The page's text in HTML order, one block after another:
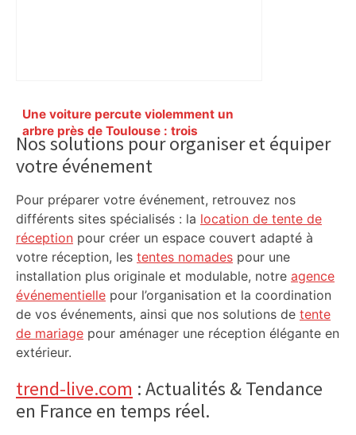
Une voiture percute violemment un
arbre près de Toulouse : trois
personnes hospitalisées, l’une en
urgence absolue – ladepeche.fr
Primary
Sidebar
Nos solutions pour organiser et équiper
votre événement
Pour préparer votre événement, retrouvez nos
différents sites spécialisés : la location de tente de
réception pour créer un espace couvert adapté à
votre réception, les tentes nomades pour une
installation plus originale et modulable, notre agence
événementielle pour l’organisation et la coordination
de vos événements, ainsi que nos solutions de tente
de mariage pour aménager une réception élégante en
extérieur.
trend-live.com : Actualités & Tendance
en France en temps réel.